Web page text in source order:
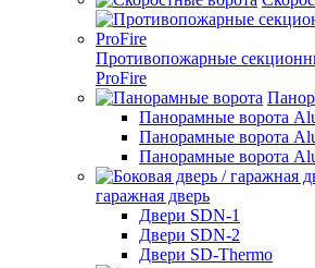
Противопожарные
ProFire
Панорамные ворота
Панорамные ворота
Панорамные ворота
гаражная дверь
Двери SDN-1
Двери SDN-2
Двери SD-Thermo